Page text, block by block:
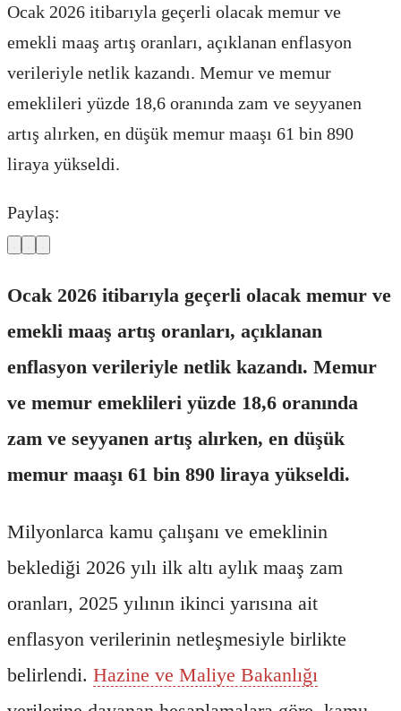
Ocak 2026 itibarıyla geçerli olacak memur ve
emekli maaş artış oranları, açıklanan enflasyon
verileriyle netlik kazandı. Memur ve memur
emeklileri yüzde 18,6 oranında zam ve seyyanen
artış alırken, en düşük memur maaşı 61 bin 890
liraya yükseldi.
Paylaş:
Ocak 2026 itibarıyla geçerli olacak memur ve
emekli maaş artış oranları, açıklanan
enflasyon verileriyle netlik kazandı. Memur
ve memur emeklileri yüzde 18,6 oranında
zam ve seyyanen artış alırken, en düşük
memur maaşı 61 bin 890 liraya yükseldi.
Milyonlarca kamu çalışanı ve emeklinin
beklediği 2026 yılı ilk altı aylık maaş zam
oranları, 2025 yılının ikinci yarısına ait
enflasyon verilerinin netleşmesiyle birlikte
belirlendi. Hazine ve Maliye Bakanlığı